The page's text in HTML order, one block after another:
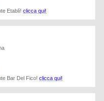
Etablì! clicca qui!
Bar Del Fico! clicca qui!